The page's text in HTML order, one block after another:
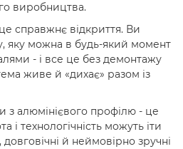
виробництва.
справжнє відкриття. Ви
яку можна в будь-який момент
- і все це без демонтажу
живе й «дихає» разом із
з алюмінієвого профілю - це
і технологічність можуть іти
довговічні й неймовірно зручні